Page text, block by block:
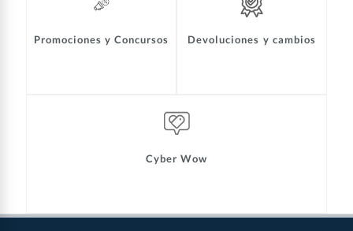
Promociones y Concursos Devoluciones y cambios
Cyber Wow